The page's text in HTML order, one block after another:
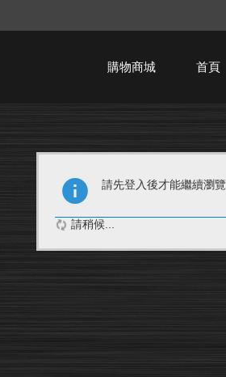
購物商城 首頁
請先登入後才能繼續瀏覽
請稍候...